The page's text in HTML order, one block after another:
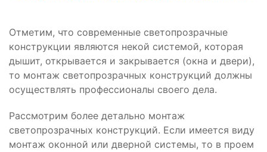
Отметим, что современные светопрозрачные
конструкции являются некой системой, которая
дышит, открывается и закрывается (окна и двери),
то монтаж светопрозрачных конструкций должны
осуществлять профессионалы своего дела.
Рассмотрим более детально монтаж
светопрозрачных конструкций. Если имеется виду
монтаж оконной или дверной системы, то в проем